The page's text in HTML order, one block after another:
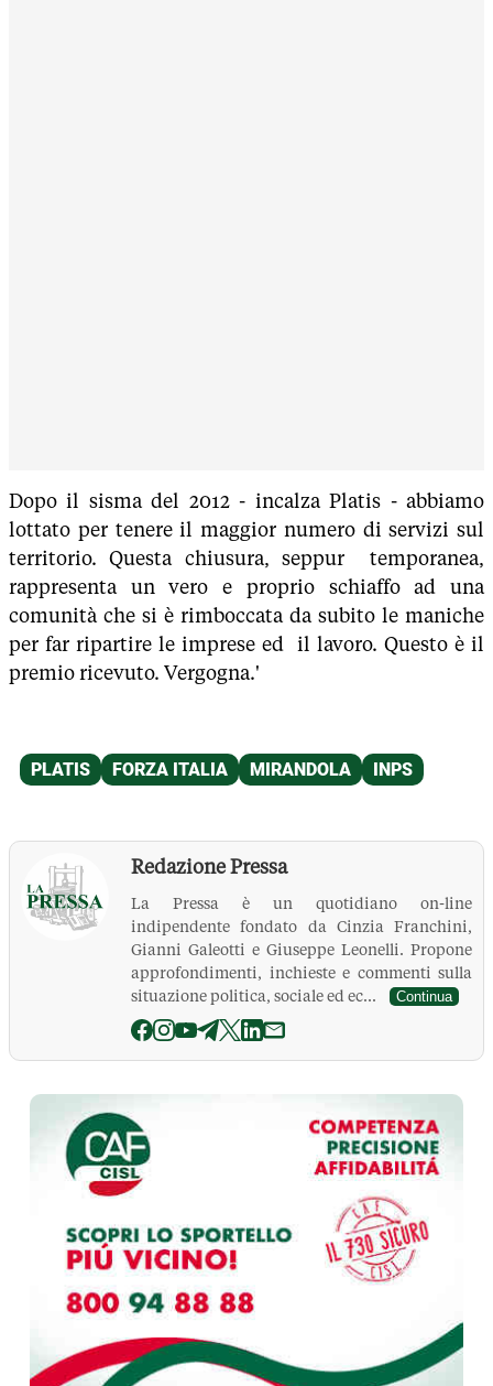
Dopo il sisma del 2012 - incalza Platis - abbiamo
lottato per tenere il maggior numero di servizi sul
territorio. Questa chiusura, seppur temporanea,
rappresenta un vero e proprio schiaffo ad una
comunità che si è rimboccata da subito le maniche
per far ripartire le imprese ed il lavoro. Questo è il
premio ricevuto. Vergogna.'
Redazione Pressa
La Pressa è un quotidiano on-line
indipendente fondato da Cinzia Franchini,
Gianni Galeotti e Giuseppe Leonelli. Propone
approfondimenti, inchieste e commenti sulla
situazione politica, sociale ed ec...
Continua
La Pressa